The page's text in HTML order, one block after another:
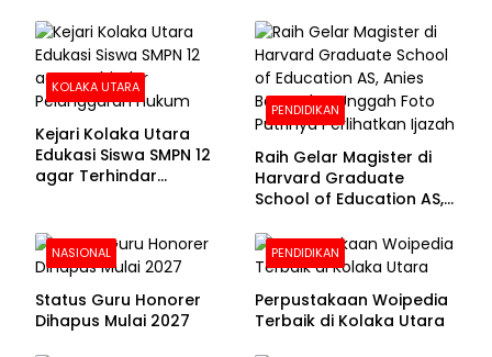
Beralas Tanah dan
Dinding Bolong-bolong
Bhayangkara ke-80
KOLAKA UTARA
Kejari Kolaka Utara
Edukasi Siswa SMPN 12
agar Terhindar
PENDIDIKAN
Raih Gelar Magister di
Harvard Graduate
School of Education AS,
Foto Putrinya Perlihatkan
Ijazah
NASIONAL
Status Guru Honorer
Dihapus Mulai 2027
PENDIDIKAN
Perpustakaan Woipedia
Terbaik di Kolaka Utara